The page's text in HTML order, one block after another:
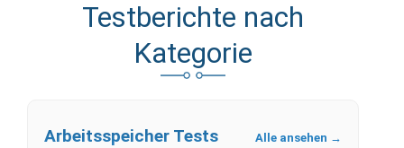
Testberichte nach
Kategorie
Arbeitsspeicher Tests Alle ansehen →